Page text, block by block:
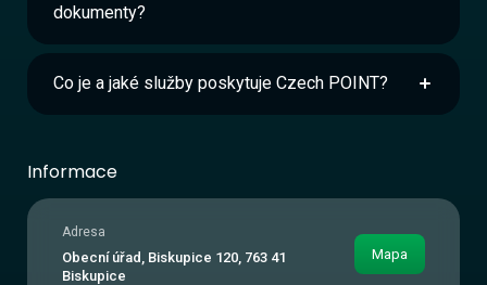
dokumenty?
Co je a jaké služby poskytuje Czech POINT?
Informace
Adresa
Obecní úřad, Biskupice 120, 763 41
Biskupice
Mapa